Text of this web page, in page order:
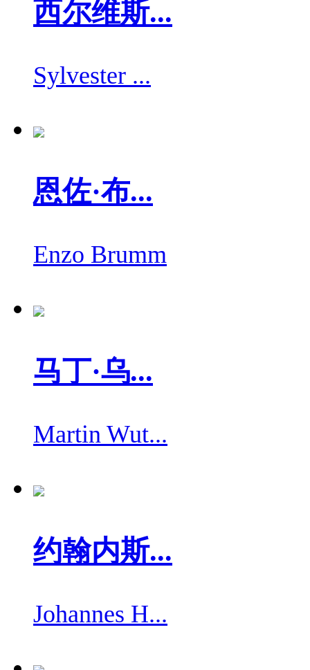
西尔维斯...
Sylvester ...
恩佐·布...
Enzo Brumm
马丁·乌...
Martin Wut...
约翰内斯...
Johannes H...